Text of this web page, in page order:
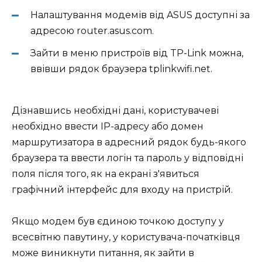
Налаштування модемів від ASUS доступні за
адресою router.asus.com.
Зайти в меню пристроїв від TP-Link можна,
ввівши рядок браузера tplinkwifi.net.
Дізнавшись необхідні дані, користувачеві
необхідно ввести IP-адресу або домен
маршрутизатора в адресний рядок будь-якого
браузера та ввести логін та пароль у відповідні
поля після того, як на екрані з'явиться
графічний інтерфейс для входу на пристрій.
Якщо модем був єдиною точкою доступу у
всесвітню павутину, у користувача-початківця
може виникнути питання, як зайти в